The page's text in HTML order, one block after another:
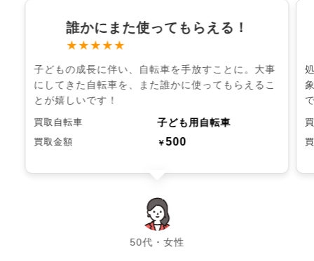
誰かにまた使ってもらえる！
★★★★★
子どもの成長に伴い、自転車を手放すことに。大事
にしてきた自転車を、また誰かに使ってもらえるこ
とが嬉しいです！
買取自転車 子ども用自転車
買取金額 ￥500
50代・女性
chevron_left chevron_right